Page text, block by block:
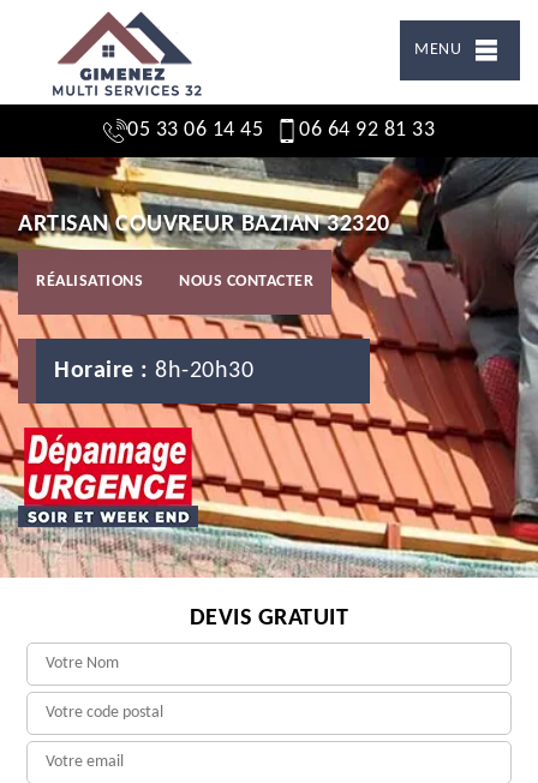
MENU
05 33 06 14 45 06 64 92 81 33
ARTISAN COUVREUR BAZIAN 32320
RÉALISATIONS NOUS CONTACTER
Horaire : 8h-20h30
DEVIS GRATUIT